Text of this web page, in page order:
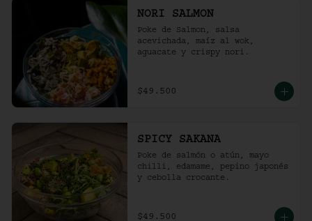
NORI SALMON
Poke de Salmon, salsa
acevichada, maíz al wok,
aguacate y crispy nori.
$49.500
SPICY SAKANA
Poke de salmón o atún, mayo
chilli, edamame, pepino japonés
y cebolla crocante.
$49.500